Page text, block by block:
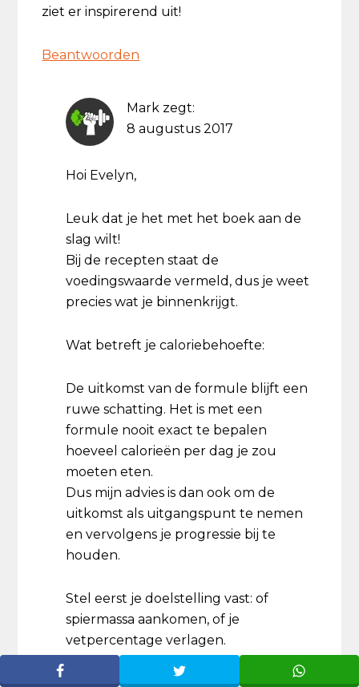
ziet er inspirerend uit!
Beantwoorden
Mark zegt:
8 augustus 2017
Hoi Evelyn,
Leuk dat je het met het boek aan de
slag wilt!
Bij de recepten staat de
voedingswaarde vermeld, dus je weet
precies wat je binnenkrijgt.
Wat betreft je caloriebehoefte:
De uitkomst van de formule blijft een
ruwe schatting. Het is met een
formule nooit exact te bepalen
hoeveel calorieën per dag je zou
moeten eten.
Dus mijn advies is dan ook om de
uitkomst als uitgangspunt te nemen
en vervolgens je progressie bij te
houden.
Stel eerst je doelstelling vast: of
spiermassa aankomen, of je
vetpercentage verlagen.
Deze twee gaan niet goed samen
(spiermassa = calorieoverschot nodig,